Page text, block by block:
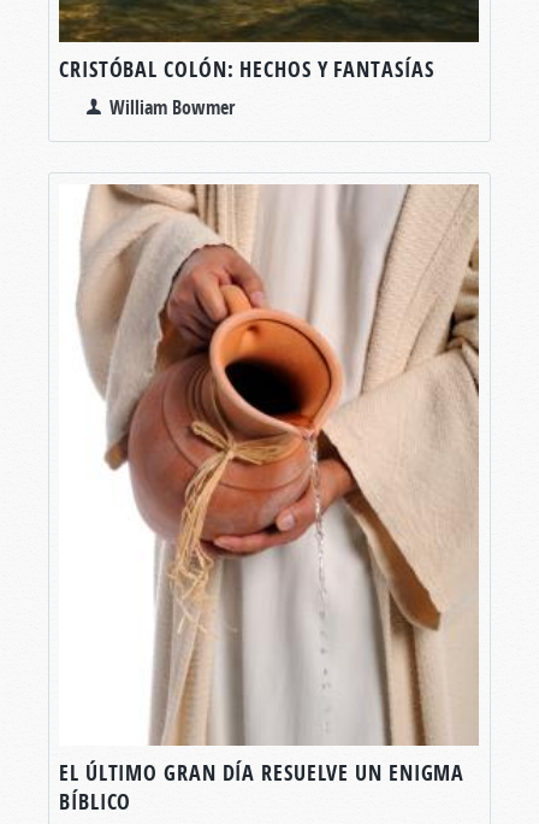
CRISTÓBAL COLÓN: HECHOS Y FANTASÍAS
William Bowmer
EL ÚLTIMO GRAN DÍA RESUELVE UN ENIGMA
BÍBLICO